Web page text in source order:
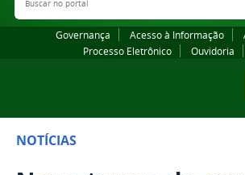
Governança Acesso à Informação
Processo Eletrônico
Ouvidoria
NOTÍCIAS